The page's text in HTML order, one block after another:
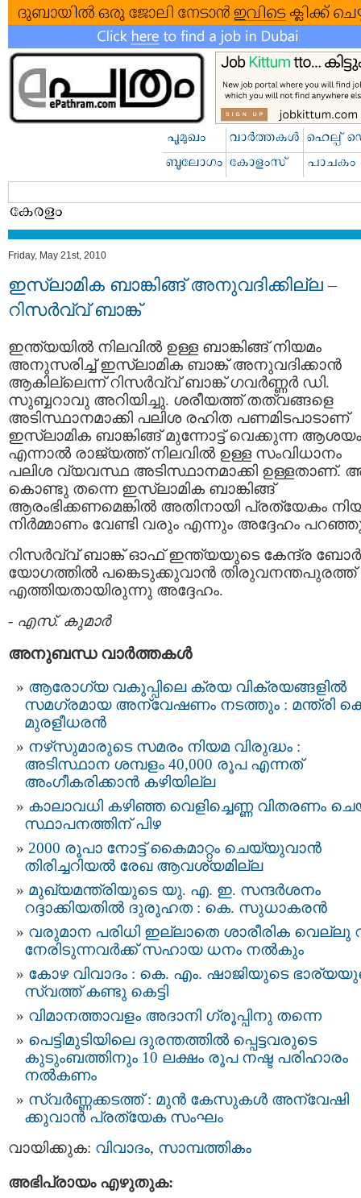
Friday, May 21st, 2010
ഇസ്ലാമിക ബാങ്കിങ്ങ് അനുവദിക്കില്ല –
റിസര്‍വ്വ് ബാങ്ക്
ഇന്ത്യയില്‍ നിലവില്‍ ഉള്ള ബാങ്കിങ്ങ് നിയമം
അനുസരിച്ച് ഇസ്ലാമിക ബാങ്ക് അനുവദിക്കാന്‍
ആകില്ലെന്ന് റിസര്‍വ്വ് ബാങ്ക് ഗവര്‍ണ്ണര്‍ ഡി.
സുബ്ബറാവു അറിയിച്ചു. ശരീയത്ത് തത്വങ്ങളെ
അടിസ്ഥാനമാക്കി പലിശ രഹിത പണമിടപാടാണ്
ഇസ്ലാമിക ബാങ്കിങ്ങ് മുന്നോട്ട് വെക്കുന്ന
എന്നാല്‍ രാജ്യത്ത് നിലവില്‍ ഉള്ള സംവിധാനം
പലിശ വ്യവസ്ഥ അടിസ്ഥാനമാക്കി ഉള്ളതാണ്.
കൊണ്ടു തന്നെ ഇസ്ലാമിക ബാങ്കിങ്ങ്
ആരംഭിക്കണമെങ്കില്‍ അതിനായി പ്രത്യേകം
നിര്‍മ്മാണം വേണ്ടി വരും എന്നും അദ്ദേഹം
റിസര്‍വ്വ് ബാങ്ക് ഓഫ് ഇന്ത്യയുടെ കേന്ദ്ര
യോഗത്തില്‍ പങ്കെടുക്കുവാന്‍ തിരുവനന്തപുരത്ത്
എത്തിയതായിരുന്നു അദ്ദേഹം.
- എസ്. കുമാര്‍
അനുബന്ധ വാര്‍ത്തകള്‍
ആരോഗ്യ വകുപ്പിലെ ക്രയ വിക്രയങ്ങളിൽ
സമഗ്രമായ അന്വേഷണം നടത്തും : മന്ത്രി
മുരളീധരൻ
നഴ്‌സുമാരുടെ സമരം നിയമ വിരുദ്ധം :
അടിസ്ഥാന ശമ്പളം 40,000 രൂപ എന്നത്
അംഗീകരിക്കാൻ കഴിയില്ല
കാലാവധി കഴിഞ്ഞ വെളിച്ചെണ്ണ വിതരണം
സ്ഥാപനത്തിന് പിഴ
2000 രൂപാ നോട്ട് കൈമാറ്റം ചെയ്യുവാന്‍
തിരിച്ചറിയല്‍ രേഖ ആവശ്യമില്ല
മുഖ്യമന്ത്രിയുടെ യു. എ. ഇ. സന്ദര്‍ശനം
റദ്ദാക്കിയതില്‍ ദുരൂഹത : കെ. സുധാകരന്‍
വരുമാന പരിധി ഇല്ലാതെ ശാരീരിക വെല്ലു
നേരിടുന്നവര്‍ക്ക് സഹായ ധനം നല്‍കും
കോഴ വിവാദം : കെ. എം. ഷാജിയുടെ
സ്വത്ത് കണ്ടു കെട്ടി
വിമാനത്താവളം അദാനി ഗ്രൂപ്പിനു തന്നെ
പെട്ടിമുടിയിലെ ദുരന്തത്തില്‍ പ്പെട്ടവരുടെ
കുടുംബത്തിനും 10 ലക്ഷം രൂപ നഷ്ട പരിഹാരം
നൽകണം
സ്വര്‍ണ്ണക്കടത്ത് : മുന്‍ കേസുകള്‍ അന്വേഷി
ക്കുവാന്‍ പ്രത്യേക സംഘം
വായിക്കുക: വിവാദം, സാമ്പത്തികം
അഭിപ്രായം എഴുതുക: